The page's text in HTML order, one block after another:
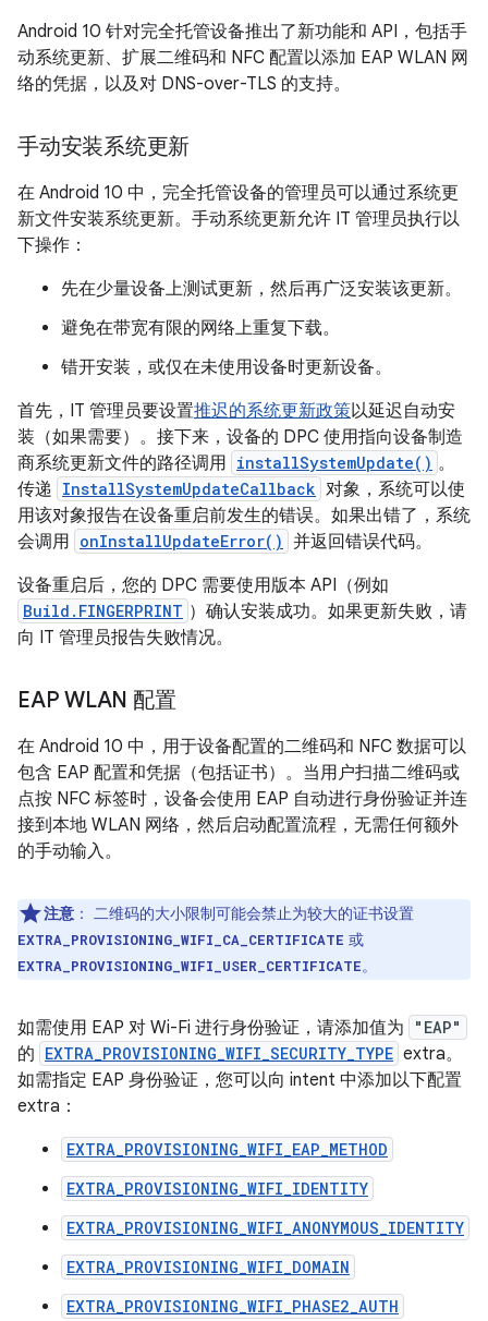
Android 10 针对完全托管设备推出了新功能和 API，包括手
动系统更新、扩展二维码和 NFC 配置以添加 EAP WLAN 网
络的凭据，以及对 DNS-over-TLS 的支持。
手动安装系统更新
在 Android 10 中，完全托管设备的管理员可以通过系统更
新文件安装系统更新。手动系统更新允许 IT 管理员执行以
下操作：
先在少量设备上测试更新，然后再广泛安装该更新。
避免在带宽有限的网络上重复下载。
错开安装，或仅在未使用设备时更新设备。
首先，IT 管理员要设置推迟的系统更新政策以延迟自动安
装（如果需要）。接下来，设备的 DPC 使用指向设备制造
商系统更新文件的路径调用 installSystemUpdate() 。
传递 InstallSystemUpdateCallback 对象，系统可以使
用该对象报告在设备重启前发生的错误。如果出错了，系统
会调用 onInstallUpdateError() 并返回错误代码。
设备重启后，您的 DPC 需要使用版本 API（例如
Build.FINGERPRINT ）确认安装成功。如果更新失败，请
向 IT 管理员报告失败情况。
EAP WLAN 配置
在 Android 10 中，用于设备配置的二维码和 NFC 数据可以
包含 EAP 配置和凭据（包括证书）。当用户扫描二维码或
点按 NFC 标签时，设备会使用 EAP 自动进行身份验证并连
接到本地 WLAN 网络，然后启动配置流程，无需任何额外
的手动输入。
注意 ： 二维码的大小限制可能会禁止为较大的证书设置
EXTRA_PROVISIONING_WIFI_CA_CERTIFICATE 或
EXTRA_PROVISIONING_WIFI_USER_CERTIFICATE。
如需使用 EAP 对 Wi-Fi 进行身份验证，请添加值为 "EAP"
的 EXTRA_PROVISIONING_WIFI_SECURITY_TYPE extra。
如需指定 EAP 身份验证，您可以向 intent 中添加以下配置
extra：
EXTRA_PROVISIONING_WIFI_EAP_METHOD
EXTRA_PROVISIONING_WIFI_IDENTITY
EXTRA_PROVISIONING_WIFI_ANONYMOUS_IDENTITY
EXTRA_PROVISIONING_WIFI_DOMAIN
EXTRA_PROVISIONING_WIFI_PHASE2_AUTH